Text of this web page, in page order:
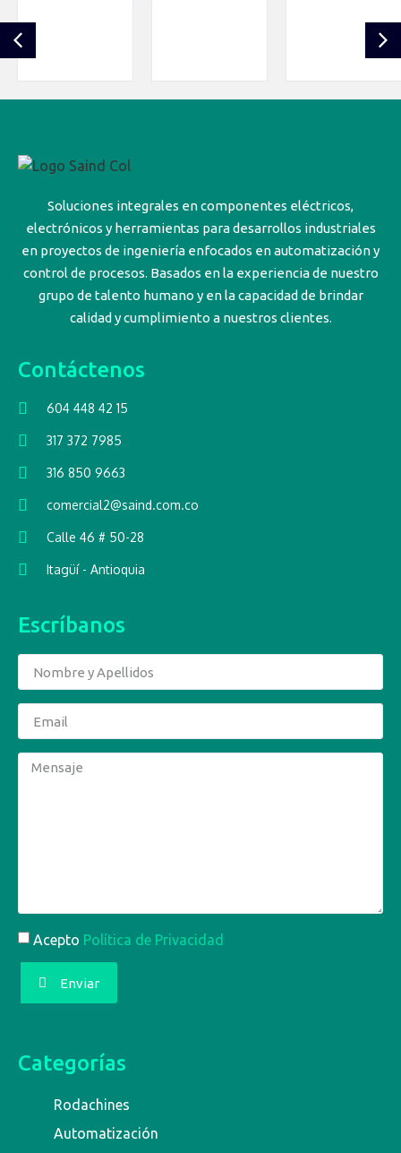
Soluciones integrales en componentes eléctricos,
electrónicos y herramientas para desarrollos industriales
en proyectos de ingeniería enfocados en automatización y
control de procesos. Basados en la experiencia de nuestro
grupo de talento humano y en la capacidad de brindar
calidad y cumplimiento a nuestros clientes.
Contáctenos
604 448 42 15
317 372 7985
316 850 9663
comercial2@saind.com.co
Calle 46 # 50-28
Itagüí - Antioquia
Escríbanos
Acepto Política de Privacidad
Enviar
Categorías
Rodachines
Automatización